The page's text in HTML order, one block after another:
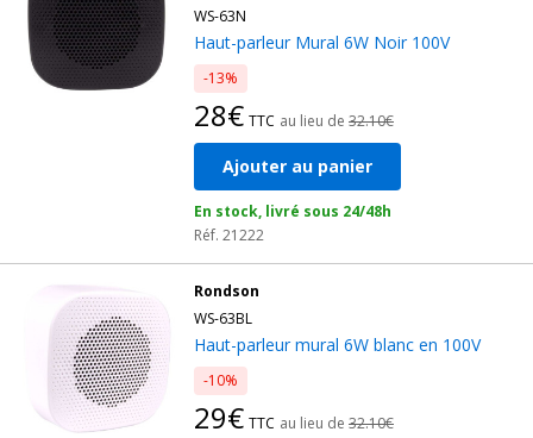
WS-63N
Haut-parleur Mural 6W Noir 100V
-13%
28€ TTC au lieu de 32.10€
Ajouter au panier
En stock, livré sous 24/48h
Réf. 21222
Rondson
WS-63BL
Haut-parleur mural 6W blanc en 100V
-10%
29€ TTC au lieu de 32.10€